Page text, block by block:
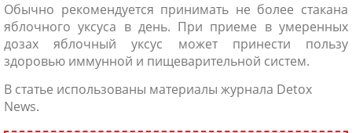
Обычно рекомендуется принимать не более стакана
яблочного уксуса в день. При приеме в умеренных
дозах яблочный уксус может принести пользу
здоровью иммунной и пищеварительной систем.
В статье использованы материалы журнала Detox
News.